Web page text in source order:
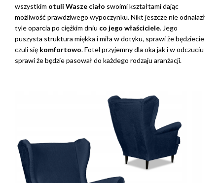
wszystkim otuli Wasze ciało swoimi kształtami dając
możliwość prawdziwego wypoczynku. Nikt jeszcze nie odnalazł
tyle oparcia po ciężkim dniu co jego właściciele. Jego
puszysta struktura miękka i miła w dotyku, sprawi że będziecie
czuli się komfortowo. Fotel przyjemny dla oka jak i w odczuciu
sprawi że będzie pasował do każdego rodzaju aranżacji.